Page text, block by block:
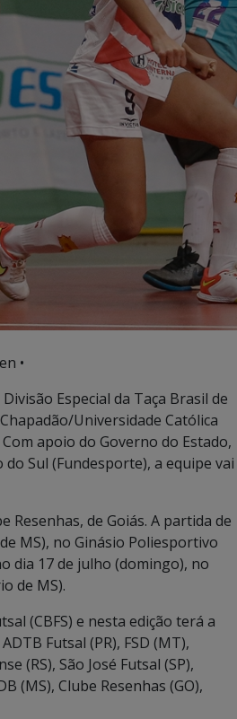
•
Especial da Taça Brasil de
Universidade Católica
apoio do Governo do Estado,
Sul (Fundesporte), a equipe vai
de Goiás. A partida de
MS), no Ginásio Poliesportivo
dia 17 de julho (domingo), no
de MS).
(CBFS) e nesta edição terá a
Futsal (PR), FSD (MT),
(RS), São José Futsal (SP),
(MS), Clube Resenhas (GO),